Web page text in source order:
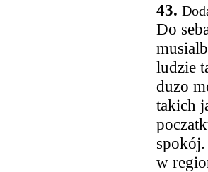
43.
Do
ludzie
duzo
takich
w